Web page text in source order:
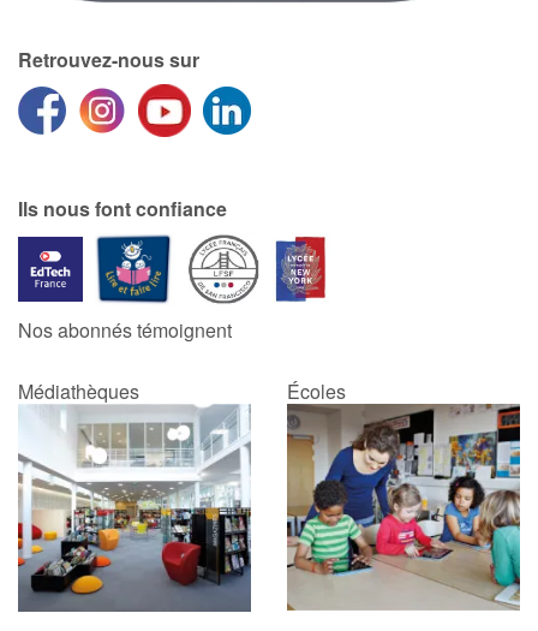
Retrouvez-nous sur
Ils nous font confiance
Nos abonnés témoignent
Médiathèques Écoles